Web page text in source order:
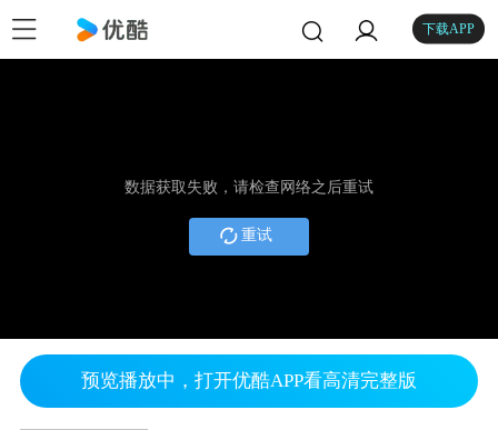
下载APP
数据获取失败，请检查网络之后重试
重试
预览播放中，打开优酷APP看高清完整版